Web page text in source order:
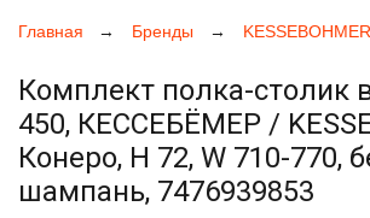
Главная Бренды
Комплект полка-столик
450, КЕССЕБЁМЕР /
Конеро, H 72, W 710-770,
шампань, 7476939853